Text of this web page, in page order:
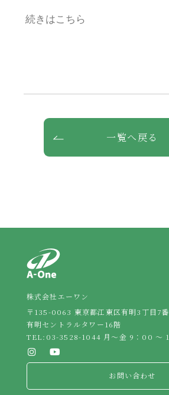
続きはこちら
一覧へ戻る
株式会社エーワン
〒135-0063 東京都江東区有明3丁目7
有明セントラルタワー16階
TEL: 03-3528-1044 月～金 9：00 ～
お問い合わせ